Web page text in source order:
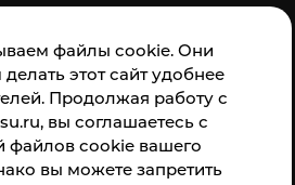
файлы cookie. Они
этот сайт удобнее
Продолжая работу с
вы соглашаетесь с
файлов cookie вашего
вы можете запретить